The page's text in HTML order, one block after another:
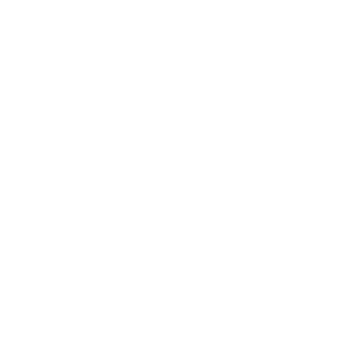
wir erneut einen
sehr schön und
der gut getarnt
wussten, wo wir zuerst
ein voller Erfolg,
Somit haben wir heute
Mal und sonnige
Absprache entschieden